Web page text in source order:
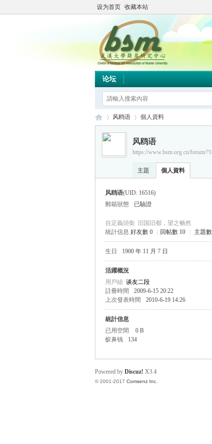
设为首页 收藏本站
论坛
网
›
风鸥语 個人資料
风鸥语
https://www.bsm.org.cn/forum/
主題 個人資料
风鸥语(UID: 16516)
郵箱狀態
已驗證
自定義頭銜
旧国旧都，望之畅然
統計信息 好友數 0 回帖數 10 主題
生日 1900 年 11 月 7 日
活躍概況
用戶組 谈友二段
註冊時間
2009-6-15 20:22
上次發表時間
2010-6-19 14:26
統計信息
已用空間
0 B
蚁鼻钱
134
Powered by Discuz! X3.4
© 2001-2017 Comsenz Inc.